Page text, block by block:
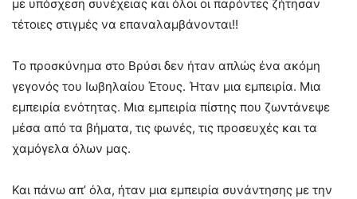
με υπόσχεση συνέχειας και όλοι οι παρόντες ζήτησαν
τέτοιες στιγμές να επαναλαμβάνονται!!
Το προσκύνημα στο Βρύσι δεν ήταν απλώς ένα ακόμη
γεγονός του Ιωβηλαίου Έτους. Ήταν μια εμπειρία. Μια
εμπειρία ενότητας. Μια εμπειρία πίστης που ζωντάνεψε
μέσα από τα βήματα, τις φωνές, τις προσευχές και τα
χαμόγελα όλων μας.
Και πάνω απ’ όλα, ήταν μια εμπειρία συνάντησης με την